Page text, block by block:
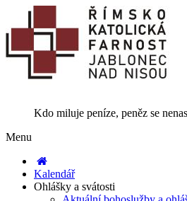
Kdo miluje peníze, peněz se
Menu
Kalendář
Ohlášky a svátosti